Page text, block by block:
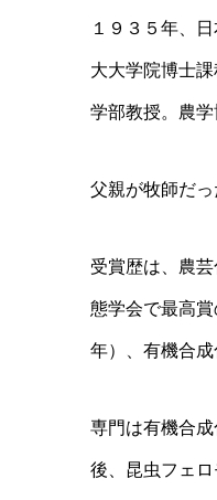
１９３５年、
大大学院博士
学部教授。農
父親が牧師だっ
受賞歴は、農
態学会で最高
年）、有機合
専門は有機合
後、昆虫フェ